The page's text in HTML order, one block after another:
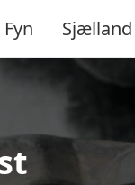
Fyn Sjælland